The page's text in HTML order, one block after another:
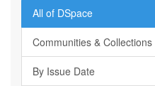
All of DSpace
Communities & Collections
By Issue Date